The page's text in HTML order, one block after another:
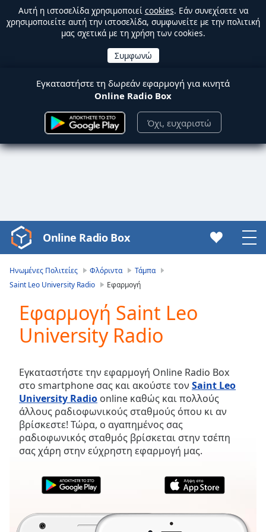
Αυτή η ιστοσελίδα χρησιμοποιεί cookies. Εάν συνεχίσετε να
χρησιμοποιείτε αυτή την ιστοσελίδα, συμφωνείτε με την πολιτική
μας σχετικά με τη χρήση των cookies.
Εγκαταστήστε τη δωρεάν εφαρμογή για κινητά
Online Radio Box
Όχι, ευχαριστώ
Video
Player
loading.
Video
Backward
Mute
Current
Time0:00
Duration-:-
Loaded:
0.00%
LIVE
currently
behind
Online Radio Box
Ηνωμένες Πολιτείες Φλόριντα
Τάμπα
Saint Leo University Radio
Εφαρμογή
Εφαρμογή Saint Leo
University Radio
Εγκαταστήστε την εφαρμογή Online Radio Box
στο smartphone σας και ακούστε τον Saint Leo
University Radio online καθώς και πολλούς
άλλους ραδιοφωνικούς σταθμούς όπου κι αν
βρίσκεστε! Τώρα, ο αγαπημένος σας
ραδιοφωνικός σταθμός βρίσκεται στην τσέπη
σας χάρη στην εύχρηστη εφαρμογή μας.